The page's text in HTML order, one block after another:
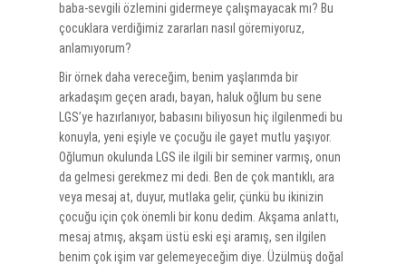
baba-sevgili özlemini gidermeye çalışmayacak mı? Bu
çocuklara verdiğimiz zararları nasıl göremiyoruz,
anlamıyorum?
Bir örnek daha vereceğim, benim yaşlarımda bir
arkadaşım geçen aradı, bayan, haluk oğlum bu sene
LGS’ye hazırlanıyor, babasını biliyosun hiç ilgilenmedi bu
konuyla, yeni eşiyle ve çocuğu ile gayet mutlu yaşıyor.
Oğlumun okulunda LGS ile ilgili bir seminer varmış, onun
da gelmesi gerekmez mi dedi. Ben de çok mantıklı, ara
veya mesaj at, duyur, mutlaka gelir, çünkü bu ikinizin
çocuğu için çok önemli bir konu dedim. Akşama anlattı,
mesaj atmış, akşam üstü eski eşi aramış, sen ilgilen
benim çok işim var gelemeyeceğim diye. Üzülmüş doğal